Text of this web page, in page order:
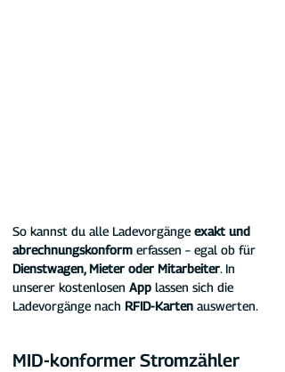
So kannst du alle Ladevorgänge exakt und
abrechnungskonform erfassen – egal ob für
Dienstwagen, Mieter oder Mitarbeiter. In
unserer kostenlosen App lassen sich die
Ladevorgänge nach RFID-Karten auswerten.
MID-konformer Stromzähler